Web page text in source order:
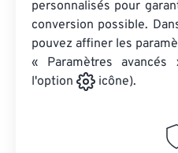
personnalisés pour
conversion possible.
pouvez affiner les
« Paramètres avancés
l'option
icône).